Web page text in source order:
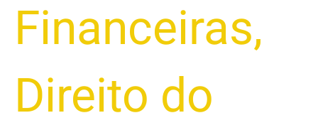
Financeiras,
Direito do